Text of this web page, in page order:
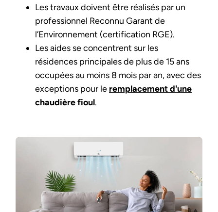
Les travaux doivent être réalisés par un
professionnel Reconnu Garant de
l’Environnement (certification RGE).
Les aides se concentrent sur les
résidences principales de plus de 15 ans
occupées au moins 8 mois par an, avec des
exceptions pour le remplacement d'une
chaudière fioul.